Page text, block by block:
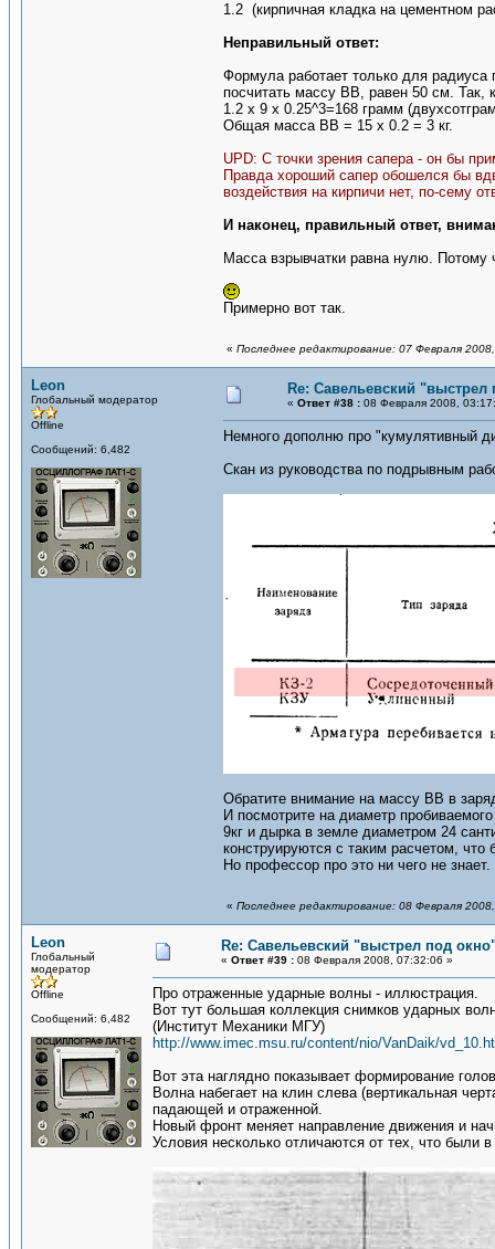
1.2 (кирпичная кладка на цементном
Неправильный ответ:
Формула работает только для
посчитать массу ВВ, равен 50 см. Так,
1.2 x 9 x 0.25^3=168 грамм
Общая масса ВВ = 15 х 0.2 = 3 кг.
UPD: С точки зрения сапера - он бы
Правда хороший сапер обошелся бы
воздействия на кирпичи нет, по-сему
И наконец, правильный ответ,
Масса взрывчатки равна нулю.
Примерно вот так.
« Последнее редактирование: 07 Февраля
Leon
Глобальный модератор
Offline
Сообщений: 6,482
Re: Савельевский "выстрел
« Ответ #38 : 08 Февраля 2008,
Немного дополню про "кумулятивный
Скан из руководства по подрывным
Обратите внимание на массу ВВ в
И посмотрите на диаметр
9кг и дырка в земле диаметром 24
конструируются с таким расчетом,
Но профессор про это ни чего не знает.
« Последнее редактирование: 08 Февраля
Leon
Глобальный
модератор
Offline
Сообщений: 6,482
Re: Савельевский "выстрел под
« Ответ #39 : 08 Февраля 2008, 07:32:06 »
Про отраженные ударные волны - иллюстрация.
Вот тут большая коллекция снимков ударных
(Институт Механики МГУ)
http://www.imec.msu.ru/content/nio/VanDaik/
Вот эта наглядно показывает формирование
Волна набегает на клин слева (вертикальная
падающей и отраженной.
Новый фронт меняет направление движения и
Условия несколько отличаются от тех, что были